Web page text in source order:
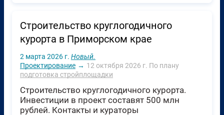
Строительство круглогодичного
курорта в Приморском крае
2 марта 2026 г. Новый.
Проектирование → 12 октября 2026 г. По плану
подготовка стройплощадки
Строительство круглогодичного курорта.
Инвестиции в проект составят 500 млн
рублей. Контакты и кураторы